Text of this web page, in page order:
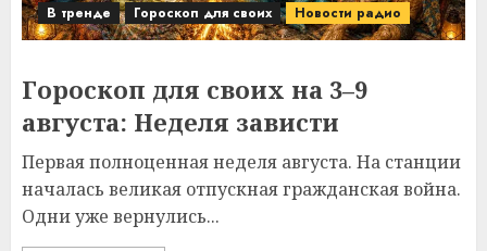
В тренде Гороскоп для своих Новости радио
Гороскоп для своих на 3–9
августа: Неделя зависти
Первая полноценная неделя августа. На станции
началась великая отпускная гражданская война.
Одни уже вернулись...